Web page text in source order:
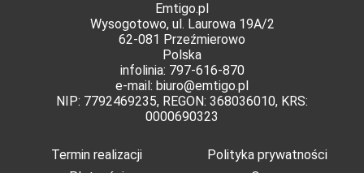
Emtigo.pl
Wysogotowo, ul. Laurowa 19A/2
62-081 Przeźmierowo
Polska
infolinia: 797-616-870
e-mail: biuro@emtigo.pl
NIP: 7792469235, REGON: 368036010, KRS:
0000690323
Termin realizacji
Polityka prywatności